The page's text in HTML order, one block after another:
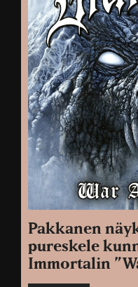
Pakkanen
pureskele
Immortalin